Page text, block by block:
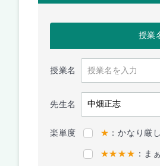
授業
授業名
先生名
楽単度 ★ ：かなり厳
★★★★ ：ま